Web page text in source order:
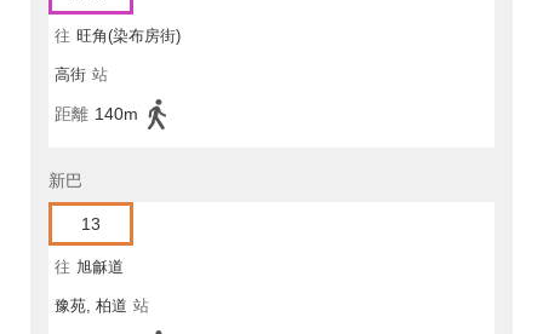
往 旺角(染布房街)
高街 站
距離 140m
新巴
13
往 旭龢道
豫苑, 柏道 站